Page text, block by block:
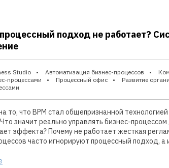
подход не работает?
Studio Автоматизация бизнес-процессов
процессами
Процессный офис Развитие
то, что BPM стал общепризнанной
значит реально управлять бизнес-
эффекта? Почему не работает жесткая
часто игнорируют процессный подход,